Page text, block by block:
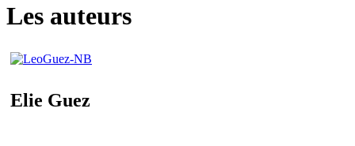
Les auteurs
Elie Guez